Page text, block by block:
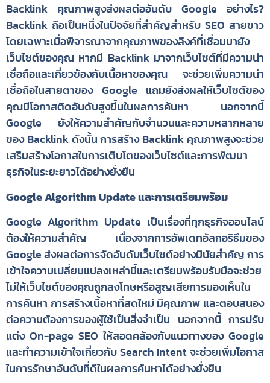
Backlink คุณภาพสูงส่งผลต่ออันดับ Google อย่างไร?
Backlink ถือเป็นหนึ่งในปัจจัยที่สำคัญสำหรับ SEO สายขาว
โดยเฉพาะเมื่อพิจารณาจากคุณภาพของลิงค์ที่เชื่อมมายัง
เว็บไซต์ของคุณ หากมี Backlink มาจากเว็บไซต์ที่มีความน่า
เชื่อถือและเกี่ยวข้องกับเนื้อหาของคุณ จะช่วยเพิ่มความน่า
เชื่อถือในสายตาของ Google แถมยังส่งผลให้เว็บไซต์ของ
คุณมีโอกาสติดอันดับสูงขึ้นในผลการค้นหา นอกจากนี้
Google ยังให้ความสำคัญกับจำนวนและความหลากหลาย
ของ Backlink ดังนั้น การสร้าง Backlink คุณภาพสูงจะช่วย
เสริมสร้างโอกาสในการเติบโตของเว็บไซต์และการพัฒนา
ธุรกิจในระยะยาวได้อย่างยั่งยืน
Google Algorithm Update และการเตรียมพร้อม
Google Algorithm Update เป็นเรื่องที่ทุกธุรกิจออนไลน์
ต้องให้ความสำคัญ เนื่องจากการอัพเดทอัลกอริธึมของ
Google ส่งผลต่อการจัดอันดับเว็บไซต์อย่างมีนัยสำคัญ การ
เข้าใจความเปลี่ยนแปลงเหล่านี้และเตรียมพร้อมรับมือจะช่วย
ไม่ให้เว็บไซต์ของคุณถูกลงโทษหรือสูญเสียการมองเห็นใน
การค้นหา การสร้างเนื้อหาที่สดใหม่ มีคุณภาพ และตอบสนอง
ต่อความต้องการของผู้ใช้เป็นสิ่งจำเป็น นอกจากนี้ การปรับ
แต่ง On-page SEO ให้สอดคล้องกับแนวทางของ Google
และทำความเข้าใจเกี่ยวกับ Search Intent จะช่วยเพิ่มโอกาส
ในการรักษาอันดับที่ดีในผลการค้นหาได้อย่างยั่งยืน